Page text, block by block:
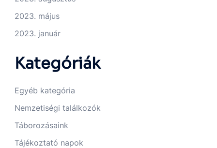
2023. május
2023. január
Kategóriák
Egyéb kategória
Nemzetiségi találkozók
Táborozásaink
Tájékoztató napok